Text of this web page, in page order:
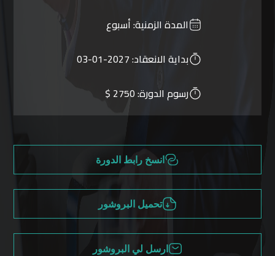
المدة الزمنية:أسبوع
بداية الانعقاد:2027-01-03
رسوم الدورة:2750 $
انسخ رابط الدورة
تحميل البروشور
ارسل لي البروشور